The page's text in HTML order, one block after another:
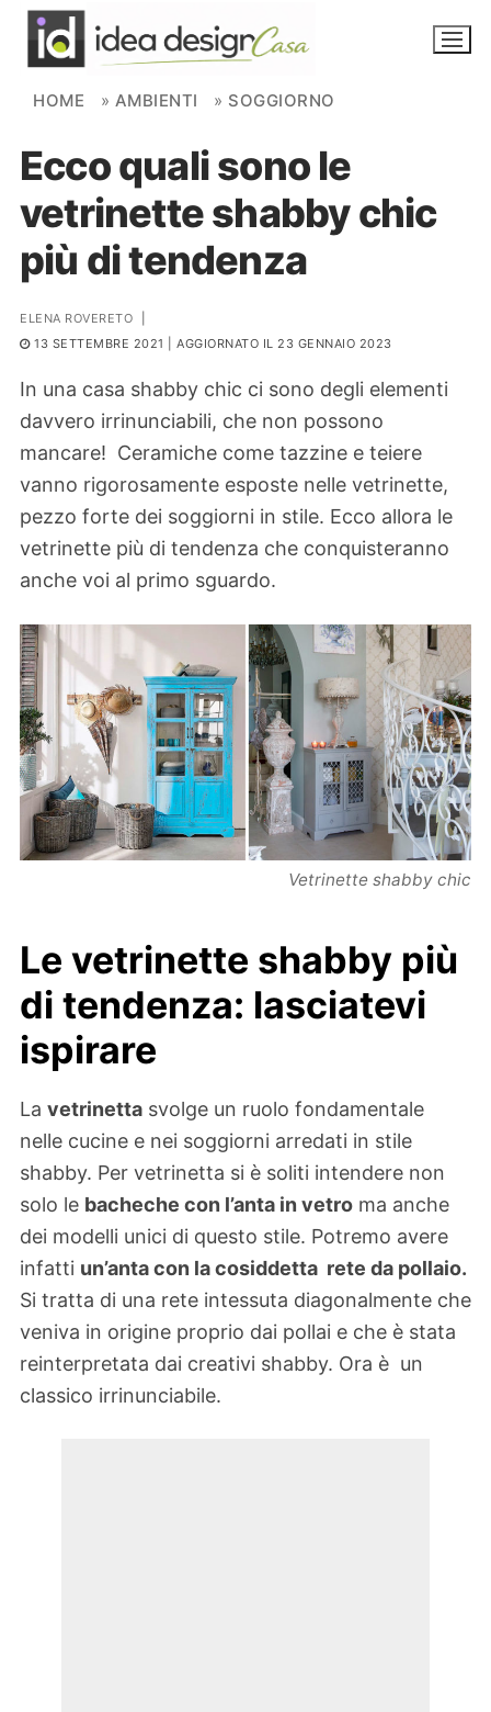
Skip to content
NOVITÀ
AMBIENTI
FAI DA TE
PIANTE
Search for:
HOME » AMBIENTI » SOGGIORNO
Ecco quali sono le
vetrinette shabby chic
più di tendenza
ELENA ROVERETO
13 SETTEMBRE 2021
| AGGIORNATO IL 23 GENNAIO 2023
In una casa shabby chic ci sono degli elementi
davvero irrinunciabili, che non possono
mancare! Ceramiche come tazzine e teiere
vanno rigorosamente esposte nelle vetrinette,
pezzo forte dei soggiorni in stile. Ecco allora le
vetrinette più di tendenza che conquisteranno
anche voi al primo sguardo.
Vetrinette shabby chic
Le vetrinette shabby più
di tendenza: lasciatevi
ispirare
La vetrinetta svolge un ruolo fondamentale
nelle cucine e nei soggiorni arredati in stile
shabby. Per vetrinetta si è soliti intendere non
solo le bacheche con l’anta in vetro ma anche
dei modelli unici di questo stile. Potremo avere
infatti un’anta con la cosiddetta rete da pollaio.
Si tratta di una rete intessuta diagonalmente che
veniva in origine proprio dai pollai e che è stata
reinterpretata dai creativi shabby. Ora è un
classico irrinunciabile.